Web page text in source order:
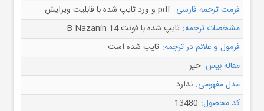
فرمت ترجمه فارسی: pdf و ورد تایپ شده با قابلیت ویرایش
مشخصات ترجمه: تایپ شده با فونت B Nazanin 14
فرمول و علائم در ترجمه: تایپ شده است
مقاله بیس: خیر
مدل مفهومی: ندارد
کد محصول: 13480